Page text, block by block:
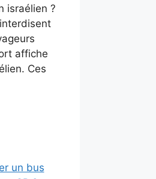
israélien ?
affiche
Ces
un bus